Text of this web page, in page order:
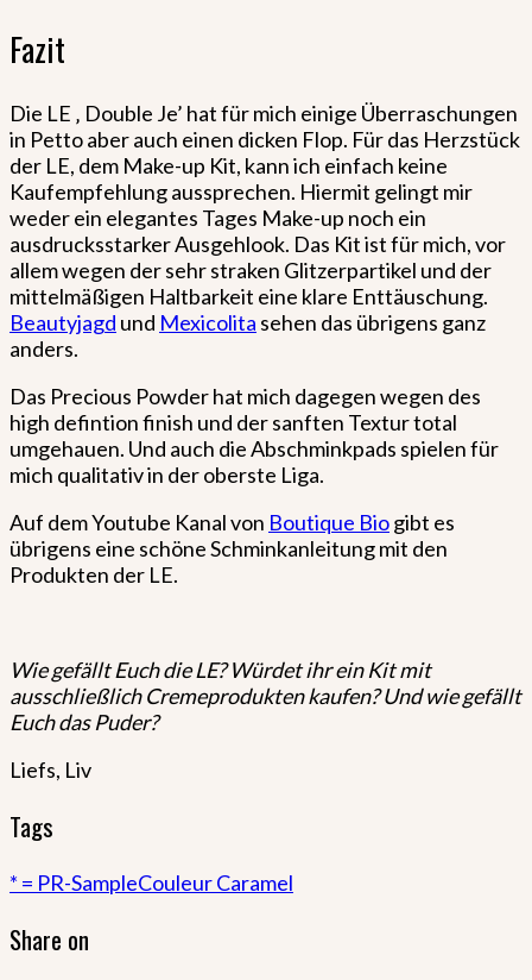
Fazit
Die LE ‚ Double Je’ hat für mich einige Überraschungen
in Petto aber auch einen dicken Flop. Für das Herzstück
der LE, dem Make-up Kit, kann ich einfach keine
Kaufempfehlung aussprechen. Hiermit gelingt mir
weder ein elegantes Tages Make-up noch ein
ausdrucksstarker Ausgehlook. Das Kit ist für mich, vor
allem wegen der sehr straken Glitzerpartikel und der
mittelmäßigen Haltbarkeit eine klare Enttäuschung.
Beautyjagd und Mexicolita sehen das übrigens ganz
anders.
Das Precious Powder hat mich dagegen wegen des
high defintion finish und der sanften Textur total
umgehauen. Und auch die Abschminkpads spielen für
mich qualitativ in der oberste Liga.
Auf dem Youtube Kanal von Boutique Biogibt es
übrigens eine schöne Schminkanleitung mit den
Produkten der LE.
Wie gefällt Euch die LE? Würdet ihr ein Kit mit
ausschließlich Cremeprodukten kaufen? Und wie gefällt
Euch das Puder?
Liefs, Liv
Tags
* = PR-SampleCouleur Caramel
Share on